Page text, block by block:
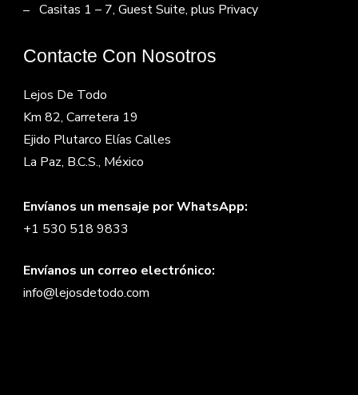
Casitas 1 – 7, Guest Suite, plus Privacy
Contacte Con Nosotros
Lejos De Todo
Km 82, Carretera 19
Ejido Plutarco Elías Calles
La Paz, B.C.S., México
Envíanos un mensaje por WhatsApp:
+1 530 518 9833
Envíanos un correo electrónico:
info@lejosdetodo.com